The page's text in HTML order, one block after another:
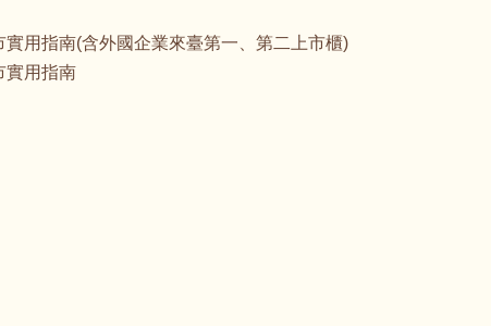
用指南(含外國企業來臺第一、第二上市櫃)
實用指南